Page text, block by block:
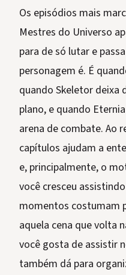
Os episódios mais
Mestres do Universo
para de só lutar e
personagem é. É
quando Skeletor deixa
plano, e quando
arena de combate. Ao
capítulos ajudam a
e, principalmente, o
você cresceu
momentos costumam
aquela cena que volta
você gosta de assistir
também dá para